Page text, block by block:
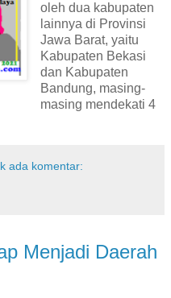
oleh dua kabupaten
lainnya di Provinsi
Jawa Barat, yaitu
Kabupaten Bekasi
dan Kabupaten
Bandung, masing-
masing mendekati 4
ada komentar:
Menjadi Daerah